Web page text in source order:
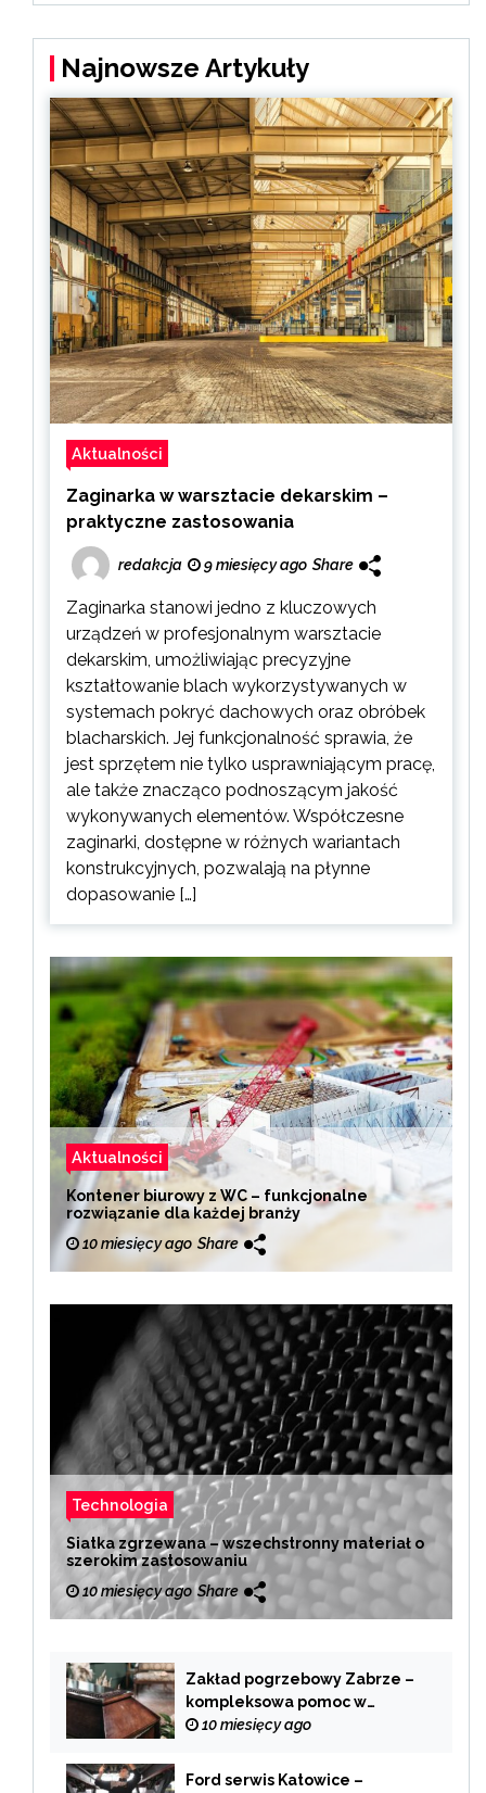
Najnowsze Artykuły
Aktualności
Zaginarka w warsztacie dekarskim –
praktyczne zastosowania
redakcja 9 miesięcy ago Share
Zaginarka stanowi jedno z kluczowych
urządzeń w profesjonalnym warsztacie
dekarskim, umożliwiając precyzyjne
kształtowanie blach wykorzystywanych w
systemach pokryć dachowych oraz obróbek
blacharskich. Jej funkcjonalność sprawia, że
jest sprzętem nie tylko usprawniającym pracę,
ale także znacząco podnoszącym jakość
wykonywanych elementów. Współczesne
zaginarki, dostępne w różnych wariantach
konstrukcyjnych, pozwalają na płynne
dopasowanie […]
Aktualności
Kontener biurowy z WC – funkcjonalne
rozwiązanie dla każdej branży
10 miesięcy ago Share
Technologia
Siatka zgrzewana – wszechstronny materiał o
szerokim zastosowaniu
10 miesięcy ago Share
Zakład pogrzebowy Zabrze –
kompleksowa pomoc w
trudnych chwilach
10 miesięcy ago
Ford serwis Katowice –